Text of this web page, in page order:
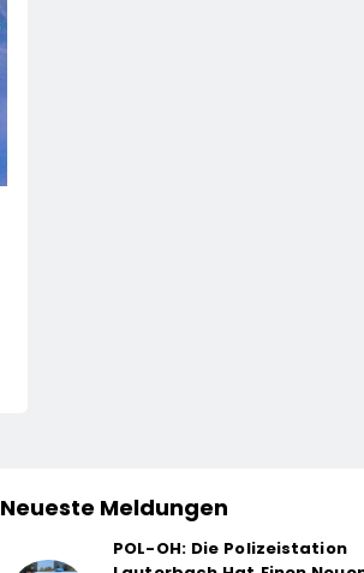
Neueste Meldungen
POL-OH: Die Polizeistation